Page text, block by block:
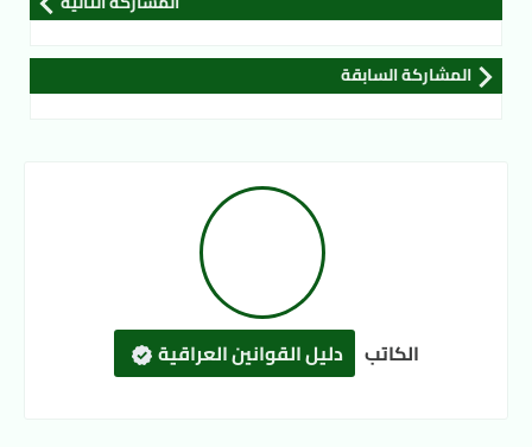
المشاركة السابقة
الكاتب دليل القوانين العراقية